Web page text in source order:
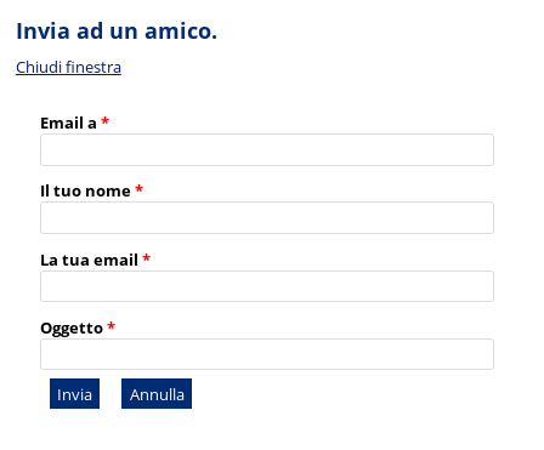
Invia ad un amico.
Chiudi finestra
Email a *
Il tuo nome*
La tua email *
Oggetto*
Invia Annulla